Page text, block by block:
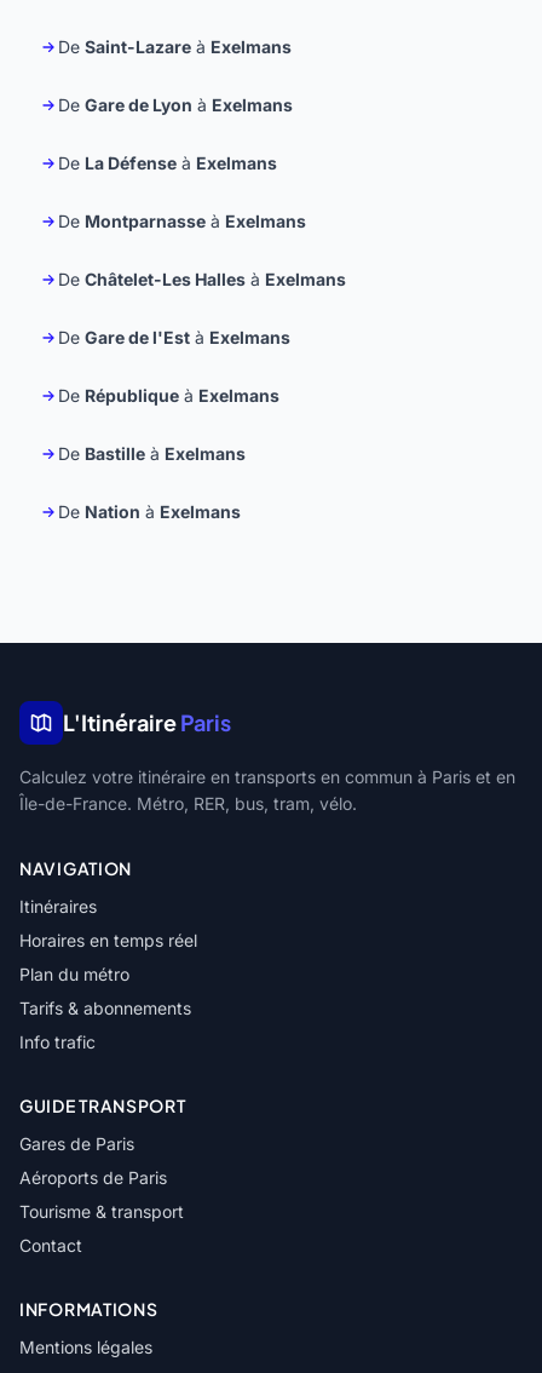
De Saint-Lazare à Exelmans
De Gare de Lyon à Exelmans
De La Défense à Exelmans
De Montparnasse à Exelmans
De Châtelet-Les Halles à Exelmans
De Gare de l'Est à Exelmans
De République à Exelmans
De Bastille à Exelmans
De Nation à Exelmans
L'ItinéraireParis
Calculez votre itinéraire en transports en commun à Paris et en
Île-de-France. Métro, RER, bus, tram, vélo.
NAVIGATION
Itinéraires
Horaires en temps réel
Plan du métro
Tarifs & abonnements
Info trafic
GUIDE TRANSPORT
Gares de Paris
Aéroports de Paris
Tourisme & transport
Contact
INFORMATIONS
Mentions légales